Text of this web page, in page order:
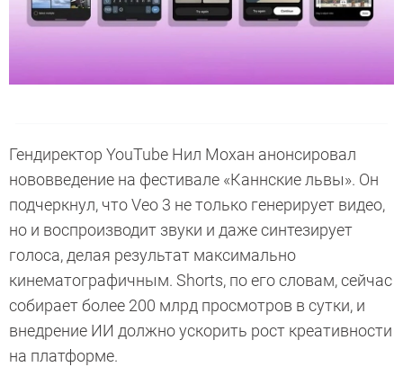
Гендиректор YouTube Нил Мохан анонсировал
нововведение на фестивале «Каннские львы». Он
подчеркнул, что Veo 3 не только генерирует видео,
но и воспроизводит звуки и даже синтезирует
голоса, делая результат максимально
кинематографичным. Shorts, по его словам, сейчас
собирает более 200 млрд просмотров в сутки, и
внедрение ИИ должно ускорить рост креативности
на платформе.